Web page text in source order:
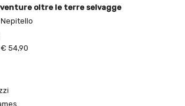
oltre le terre selvagge
€ 54,90